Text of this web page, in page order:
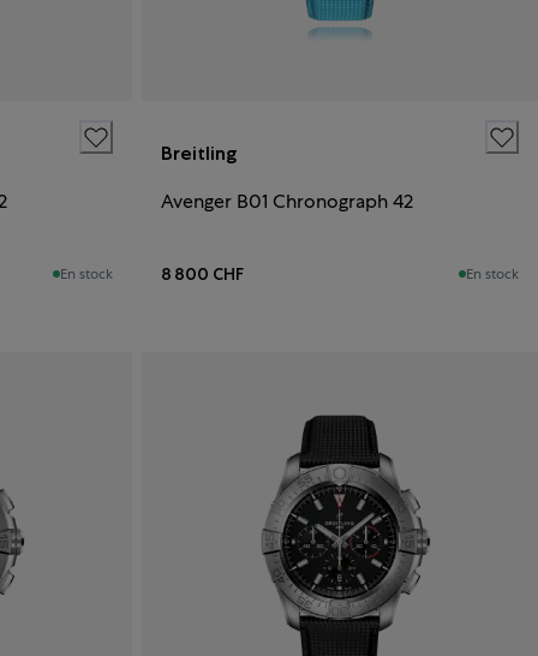
En stock
Breitling
Avenger B01 Chronograph 42
8 800 CHF En stock